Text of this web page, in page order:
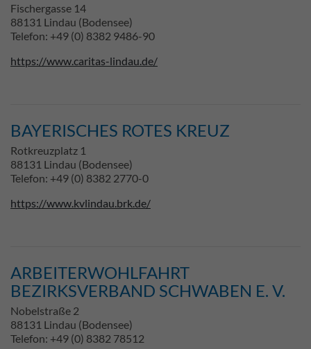
Fischergasse 14
88131 Lindau (Bodensee)
Telefon: +49 (0) 8382 9486-90
https://www.caritas-lindau.de/
BAYERISCHES ROTES KREUZ
Rotkreuzplatz 1
88131 Lindau (Bodensee)
Telefon: +49 (0) 8382 2770-0
https://www.kvlindau.brk.de/
ARBEITERWOHLFAHRT
BEZIRKSVERBAND SCHWABEN E. V.
Nobelstraße 2
88131 Lindau (Bodensee)
Telefon: +49 (0) 8382 78512